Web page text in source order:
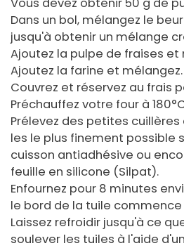
Dans un bol, mélangez le
jusqu'à obtenir un mélange
Ajoutez la pulpe de fraises et
Ajoutez la farine et mélangez.
Couvrez et réservez au frais
Préchauffez votre four à
Prélevez des petites
les le plus finement possible
cuisson antiadhésive ou
feuille en silicone (Silpat).
Enfournez pour 8 minutes
le bord de la tuile
Laissez refroidir jusqu'à ce
soulever les tuiles à l'aide